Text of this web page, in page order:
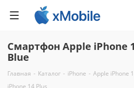
Смартфон Apple iPhone
Blue
Главная - Каталог - iPhone - Apple iPhone
iPhone 14 Plus